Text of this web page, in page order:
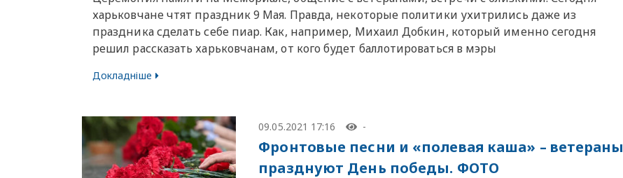
харьковчане чтят праздник 9 Мая. Правда, некоторые политики ухитрились даже из
праздника сделать себе пиар. Как, например, Михаил Добкин, который именно сегодня
решил рассказать харьковчанам, от кого будет баллотироваться в мэры
Докладніше
09.05.2021 17:16 -
Фронтовые песни и «полевая каша» – ветераны
празднуют День победы. ФОТО